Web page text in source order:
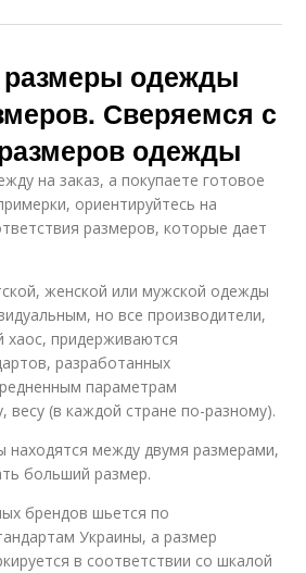
одежды
Сверяемся с
одежды
на заказ, а покупаете готовое
ориентируйтесь на
размеров, которые дает
женской или мужской одежды
но все производители,
придерживаются
разработанных
параметрам
весу (в каждой стране по-разному).
находятся между двумя размерами,
больший размер.
брендов шьется по
Украины, а размер
в соответствии со шкалой